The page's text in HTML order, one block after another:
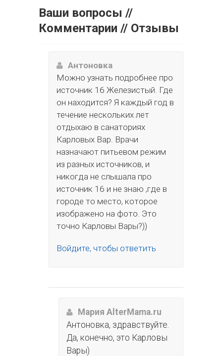
Ваши вопросы //
Комментарии // Отзывы
Антоновка
Можно узнать подробнее про
источник 16 Железистый. Где
он находится? Я каждый год в
течение нескольких лет
отдыхаю в санаториях
Карловых Вар. Врачи
назначают питьевом режим
из разных источников, и
никогда не слышала про
источник 16 и не знаю ,где в
городе то место, которое
изображено на фото. Это
точно Карловы Вары?))
Войдите, чтобы ответить
Мария AlterMama.ru
Антоновка, здравствуйте.
Да, конечно, это Карловы
Вары)